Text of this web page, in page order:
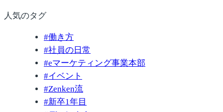
人気のタグ
#働き方
#社員の日常
#eマーケティング事業本部
#イベント
#Zenken流
#新卒1年目